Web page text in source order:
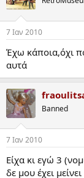
7 Ιαν 2010
Έχω κάποια,όχι
αυτά
Banned
7 Ιαν 2010
Είχα κι εγώ 3
δε μου έχει